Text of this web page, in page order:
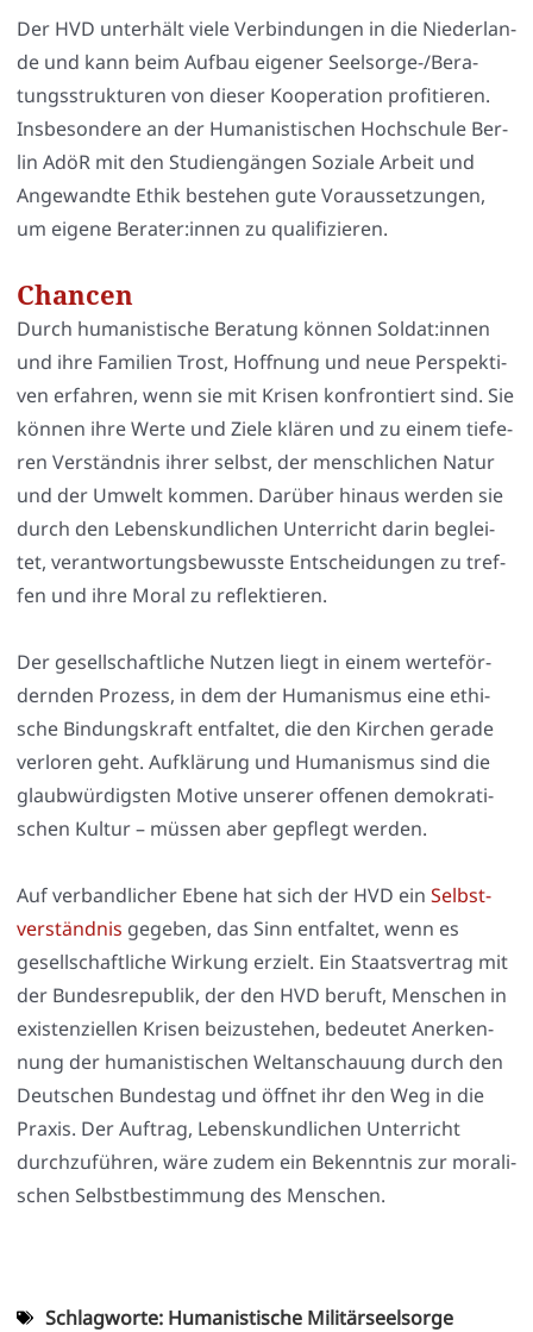
Der HVD unter­hält vie­le Ver­bin­dun­gen in die Nie­der­lan­
de und kann beim Auf­bau eige­ner Seel­sor­ge-/Be­ra­
tungs­struk­tu­ren von die­ser Koope­ra­ti­on pro­fi­tie­ren.
Ins­be­son­de­re an der Huma­nis­ti­schen Hoch­schu­le Ber­
lin AdöR mit den Stu­di­en­gän­gen Sozia­le Arbeit und
Ange­wand­te Ethik bestehen gute Vor­aus­set­zun­gen,
um eige­ne Berater:innen zu qua­li­fi­zie­ren.
Chancen
Durch huma­nis­ti­sche Bera­tung kön­nen Soldat:innen
und ihre Fami­li­en Trost, Hoff­nung und neue Per­spek­ti­
ven erfah­ren, wenn sie mit Kri­sen kon­fron­tiert sind. Sie
kön­nen ihre Wer­te und Zie­le klä­ren und zu einem tie­fe­
ren Ver­ständ­nis ihrer selbst, der mensch­li­chen Natur
und der Umwelt kom­men. Dar­über hin­aus wer­den sie
durch den Lebens­kund­li­chen Unter­richt dar­in beglei­
tet, ver­ant­wor­tungs­be­wuss­te Ent­schei­dun­gen zu tref­
fen und ihre Moral zu reflek­tie­ren.
Der gesell­schaft­li­che Nut­zen liegt in einem wer­te­för­
dern­den Pro­zess, in dem der Huma­nis­mus eine ethi­
sche Bin­dungs­kraft ent­fal­tet, die den Kir­chen gera­de
ver­lo­ren geht. Auf­klä­rung und Huma­nis­mus sind die
glaub­wür­digs­ten Moti­ve unse­rer offe­nen demo­kra­ti­
schen Kul­tur – müs­sen aber gepflegt wer­den.
Auf ver­band­li­cher Ebe­ne hat sich der HVD ein Selbst­
ver­ständ­nis gege­ben, das Sinn ent­fal­tet, wenn es
gesell­schaft­li­che Wir­kung erzielt. Ein Staats­ver­trag mit
der Bun­des­re­pu­blik, der den HVD beruft, Men­schen in
exis­ten­zi­el­len Kri­sen bei­zu­ste­hen, bedeu­tet Aner­ken­
nung der huma­nis­ti­schen Welt­an­schau­ung durch den
Deut­schen Bun­des­tag und öff­net ihr den Weg in die
Pra­xis. Der Auf­trag, Lebens­kund­li­chen Unter­richt
durch­zu­füh­ren, wäre zudem ein Bekennt­nis zur mora­li­
schen Selbst­be­stim­mung des Men­schen.
Schlagworte: Humanistische Militärseelsorge